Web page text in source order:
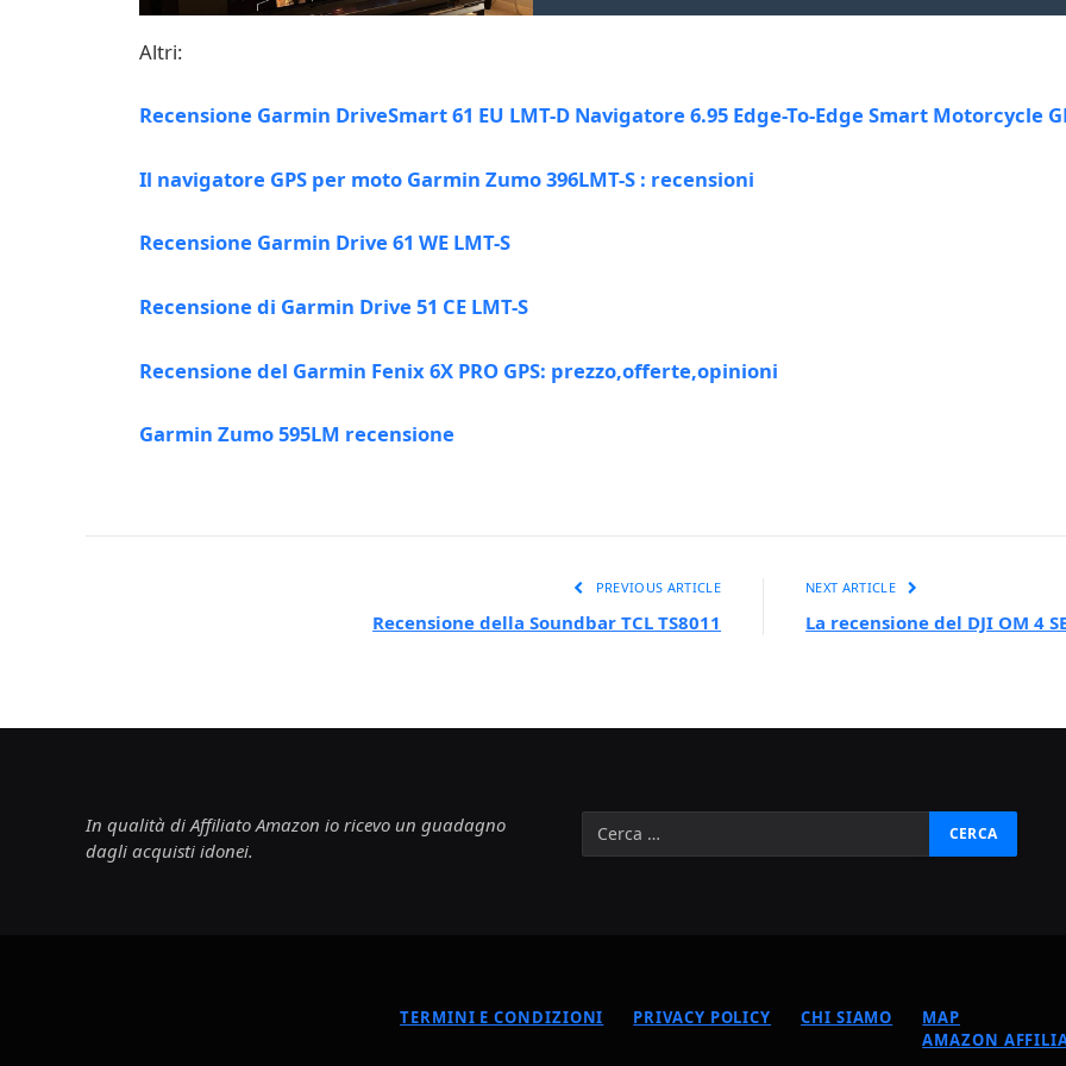
Altri:
Recensione Garmin DriveSmart 61 EU LMT-D Navigatore 6.95 Edge-To-Edge Smart Motorcycle
Il navigatore GPS per moto Garmin Zumo 396LMT-S : recensioni
Recensione Garmin Drive 61 WE LMT-S
Recensione di Garmin Drive 51 CE LMT-S
Recensione del Garmin Fenix 6X PRO GPS: prezzo,offerte,opinioni
Garmin Zumo 595LM recensione
PREVIOUS ARTICLE
Recensione della Soundbar TCL TS8011
NEXT ARTICLE
La recensione del DJI OM 4
In qualità di Affiliato Amazon io ricevo un guadagno
dagli acquisti idonei.
TERMINI E CONDIZIONI PRIVACY POLICY CHI SIAMO
MAP
AMAZON